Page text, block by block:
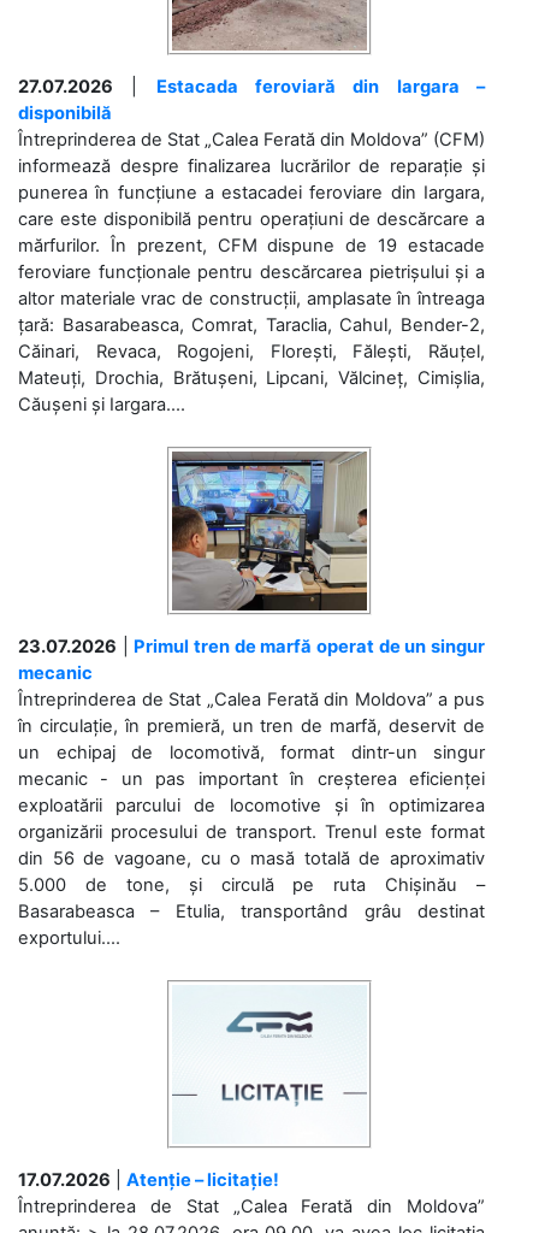
27.07.2026
Estacada feroviară din Iargara –
disponibilă
Întreprinderea de Stat „Calea Ferată din Moldova” (CFM)
informează despre finalizarea lucrărilor de reparație și
punerea în funcțiune a estacadei feroviare din Iargara,
care este disponibilă pentru operațiuni de descărcare a
mărfurilor. În prezent, CFM dispune de 19 estacade
feroviare funcționale pentru descărcarea pietrișului și a
altor materiale vrac de construcții, amplasate în întreaga
țară: Basarabeasca, Comrat, Taraclia, Cahul, Bender-2,
Căinari, Revaca, Rogojeni, Florești, Fălești, Răuțel,
Mateuți, Drochia, Brătușeni, Lipcani, Vălcineț, Cimișlia,
Căușeni și Iargara....
23.07.2026
Primul tren de marfă operat de un singur
mecanic
Întreprinderea de Stat „Calea Ferată din Moldova” a pus
în circulație, în premieră, un tren de marfă, deservit de
un echipaj de locomotivă, format dintr-un singur
mecanic - un pas important în creșterea eficienței
exploatării parcului de locomotive și în optimizarea
organizării procesului de transport. Trenul este format
din 56 de vagoane, cu o masă totală de aproximativ
5.000 de tone, și circulă pe ruta Chișinău –
Basarabeasca – Etulia, transportând grâu destinat
exportului....
17.07.2026
Atenție – licitație!
Întreprinderea de Stat „Calea Ferată din Moldova”